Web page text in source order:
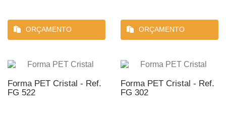
ORÇAMENTO ORÇAMENTO
Forma PET Cristal - Ref.
FG 522
Forma PET Cristal - Ref.
FG 302